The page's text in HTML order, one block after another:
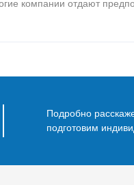
компании отдают
Подробно
подготовим